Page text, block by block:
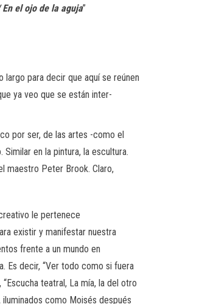
el ojo de la aguja”
largo para decir que aquí se reúnen
ya veo que se están inter-
por ser, de las artes -como el
en la pintura, la escultura.
maestro Peter Brook. Claro,
le pertenece
existir y manifestar nuestra
frente a un mundo en
Es decir, “Ver todo como si fuera
teatral, La mía, la del otro
como Moisés después